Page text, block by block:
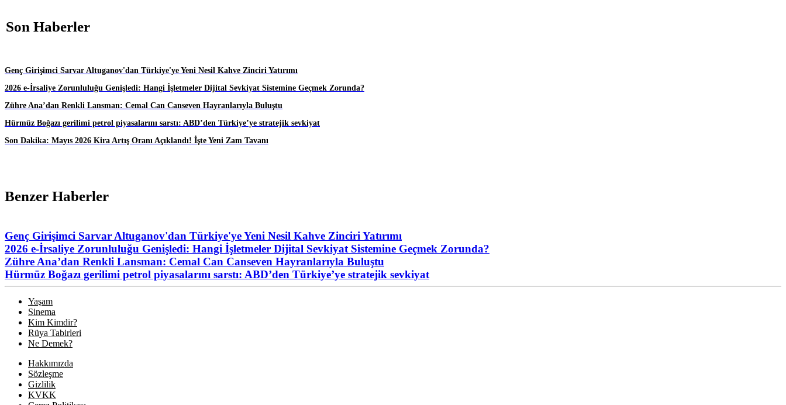
Son Haberler
Genç Girişimci Sarvar Altuganov'dan Türkiye'ye Yeni Nesil Kahve Zinciri Yatırımı
2026 e-İrsaliye Zorunluluğu Genişledi: Hangi İşletmeler Dijital Sevkiyat Sistemine Geçmek Zorunda?
Zühre Ana’dan Renkli Lansman: Cemal Can Canseven Hayranlarıyla Buluştu
Hürmüz Boğazı gerilimi petrol piyasalarını sarstı: ABD’den Türkiye’ye stratejik sevkiyat
Son Dakika: Mayıs 2026 Kira Artış Oranı Açıklandı! İşte Yeni Zam Tavanı
Benzer Haberler
Genç Girişimci Sarvar Altuganov'dan Türkiye'ye Yeni Nesil Kahve Zinciri Yatırımı
2026 e-İrsaliye Zorunluluğu Genişledi: Hangi İşletmeler Dijital Sevkiyat Sistemine Geçmek Zorunda?
Zühre Ana’dan Renkli Lansman: Cemal Can Canseven Hayranlarıyla Buluştu
Hürmüz Boğazı gerilimi petrol piyasalarını sarstı: ABD’den Türkiye’ye stratejik sevkiyat
Yaşam
Sinema
Kim Kimdir?
Rüya Tabirleri
Ne Demek?
Hakkımızda
Sözleşme
Gizlilik
KVKK